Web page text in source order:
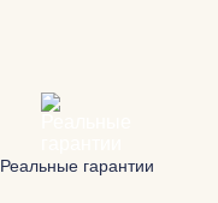
Реальные гарантии